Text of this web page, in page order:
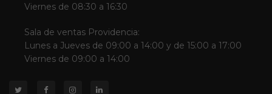
Viernes de 08:30 a 16:30
Sala de ventas Providencia:
Lunes a Jueves de 09:00 a 14:00 y de 15:00 a 17:00
Viernes de 09:00 a 14:00